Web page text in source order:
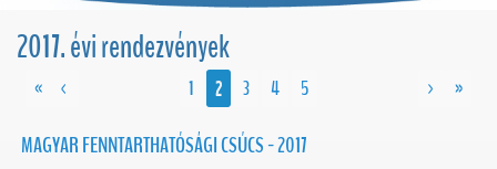
2017. évi rendezvények
« < 1 2 3 4 5 > »
MAGYAR FENNTARTHATÓSÁGI CSÚCS - 2017